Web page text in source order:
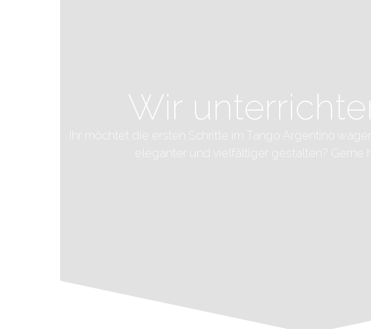
Wir
Ihr möchtet die ersten Schritte im Tango Argentino
eleganter und vielfältiger gestalten? Gerne